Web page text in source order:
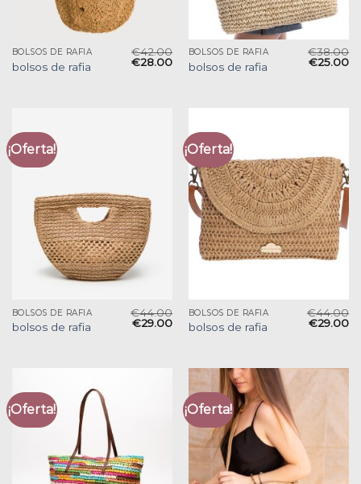
BOLSOS DE RAFIA
bolsos de rafia
€42.00
€28.00
BOLSOS DE RAFIA
bolsos de rafia
€38.00
€25.00
¡Oferta!
BOLSOS DE RAFIA
bolsos de rafia
€44.00
€29.00
¡Oferta!
BOLSOS DE RAFIA
bolsos de rafia
€44.00
€29.00
¡Oferta! ¡Oferta!